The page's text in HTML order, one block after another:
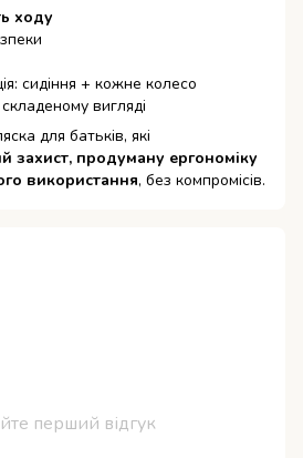
ходу
сидіння + кожне колесо
вигляді
для батьків, які
захист, продуману ергономіку
використання, без компромісів.
перший відгук